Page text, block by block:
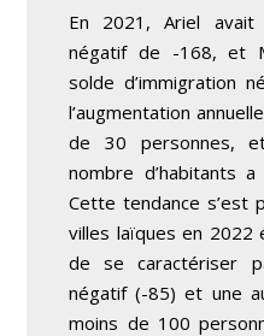
En 2021, Ariel avait
négatif de -168, et
solde d’immigration
l’augmentation
de 30 personnes,
nombre d’habitants
Cette tendance s’est
villes laïques en 2022
de se caractériser
négatif (-85) et une
moins de 100